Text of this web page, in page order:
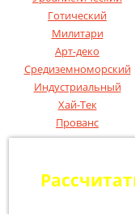
Готический
Милитари
Арт-деко
Средиземноморский
Индустриальный
Хай-Тек
Прованс